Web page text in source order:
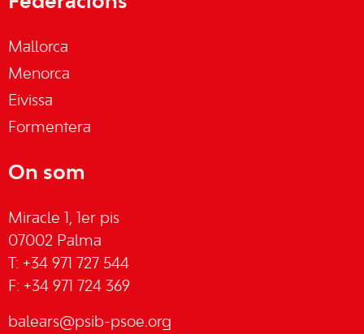
Mallorca
Menorca
Eivissa
Formentera
On som
Miracle 1, 1er pis
07002 Palma
T: +34 971 727 544
F: +34 971 724 369
balears@psib-psoe.org